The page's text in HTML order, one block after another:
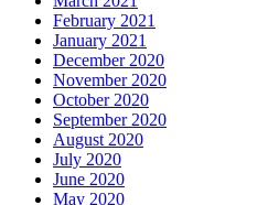
February 2021
January 2021
December 2020
November 2020
October 2020
September 2020
August 2020
July 2020
June 2020
May 2020